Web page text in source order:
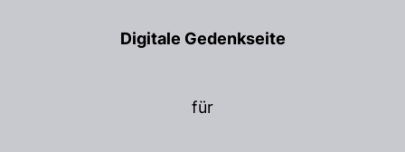
Digitale Gedenkseite
für